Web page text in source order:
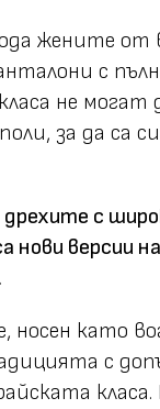
жените от
с
не могат
за да са
с
нови версии
носен като
с